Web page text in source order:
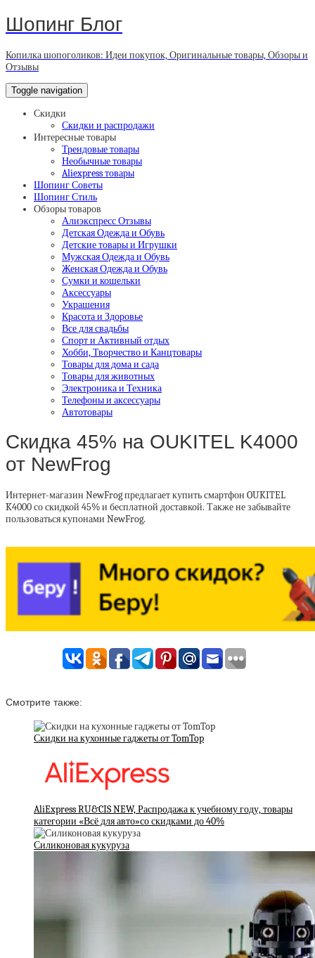
Шопинг Блог
Копилка шопоголиков: Идеи покупок, Оригинальные товары, Обзоры и
Отзывы
Toggle navigation
Скидки
Скидки и распродажи
Интересные товары
Трендовые товары
Необычные товары
Aliexpress товары
Шопинг Советы
Шопинг Стиль
Обзоры товаров
Алиэкспресс Отзывы
Детская Одежда и Обувь
Детские товары и Игрушки
Мужская Одежда и Обувь
Женская Одежда и Обувь
Сумки и кошельки
Аксессуары
Украшения
Красота и Здоровье
Все для свадьбы
Спорт и Активный отдых
Хобби, Творчество и Канцтовары
Товары для дома и сада
Товары для животных
Электроника и Техника
Телефоны и аксессуары
Автотовары
Скидка 45% на OUKITEL K4000
от NewFrog
Интернет-магазин NewFrog предлагает купить смартфон OUKITEL
K4000 со скидкой 45% и бесплатной доставкой. Также не забывайте
пользоваться купонами NewFrog.
Смотрите также:
Скидки на кухонные гаджеты от TomTop
AliExpress RU&CIS NEW, Распродажа к учебному году, товары
категории «Всё для авто»со скидками до 40%
Силиконовая кукуруза